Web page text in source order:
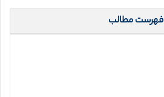
فهرست مطالب